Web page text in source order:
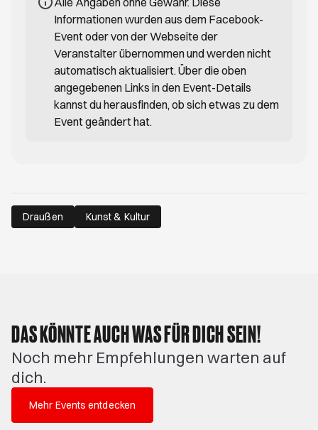
Informationen wurden aus dem Facebook-
Event oder von der Webseite der
Veranstalter übernommen und werden nicht
automatisch aktualisiert. Über die oben
angegebenen Links in den Event-Details
kannst du herausfinden, ob sich etwas zu dem
Event geändert hat.
Draußen Kunst & Kultur
DAS KÖNNTE AUCH WAS FÜR DICH SEIN!
Noch mehr Empfehlungen warten auf
dich.
Mehr Events entdecken